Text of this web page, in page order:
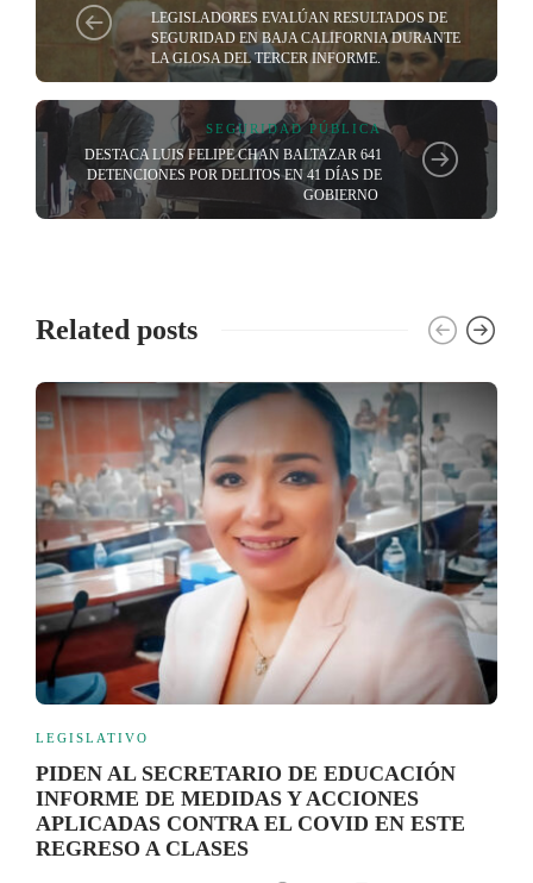
LEGISLADORES EVALÚAN RESULTADOS DE
SEGURIDAD EN BAJA CALIFORNIA DURANTE
LA GLOSA DEL TERCER INFORME.
SEGURIDAD PÚBLICA
DESTACA LUIS FELIPE CHAN BALTAZAR 641
DETENCIONES POR DELITOS EN 41 DÍAS DE
GOBIERNO
Related posts
LEGISLATIVO
PIDEN AL SECRETARIO DE EDUCACIÓN
INFORME DE MEDIDAS Y ACCIONES
APLICADAS CONTRA EL COVID EN ESTE
REGRESO A CLASES